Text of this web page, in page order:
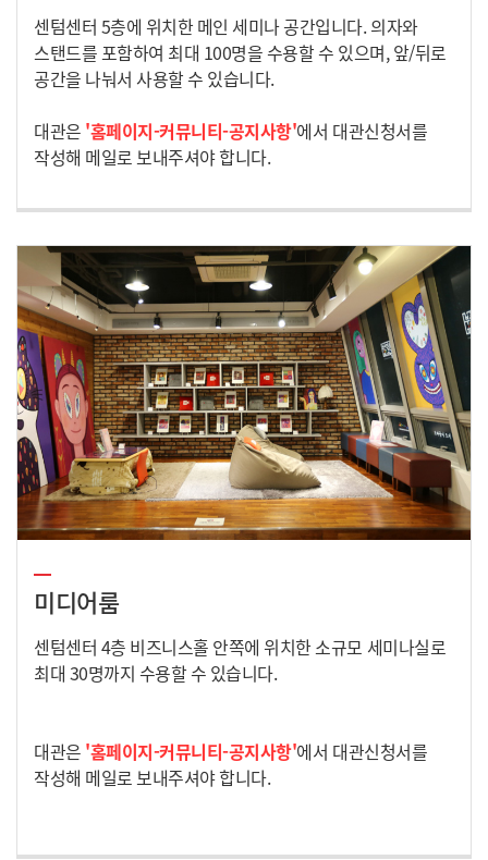
센텀센터 5층에 위치한 메인 세미나 공간입니다. 의자와
스탠드를 포함하여 최대 100명을 수용할 수 있으며, 앞/뒤로
공간을 나눠서 사용할 수 있습니다.
대관은 '홈페이지-커뮤니티-공지사항'에서 대관신청서를
작성해 메일로 보내주셔야 합니다.
미디어룸
센텀센터 4층 비즈니스홀 안쪽에 위치한 소규모 세미나실로
최대 30명까지 수용할 수 있습니다.
대관은 '홈페이지-커뮤니티-공지사항'에서 대관신청서를
작성해 메일로 보내주셔야 합니다.